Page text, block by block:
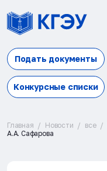
Подать документы
Конкурсные списки
Главная Новости все
А.А. Сафарова